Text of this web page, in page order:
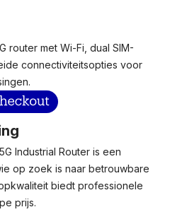
router met Wi-Fi, dual SIM-
connectiviteitsopties voor
Industrial Router is een
op zoek is naar betrouwbare
biedt professionele
prijs.